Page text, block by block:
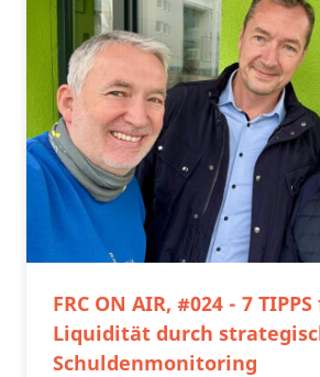
FRC ON AIR, #024 - 7
Liquidität durch
Schuldenmonitoring